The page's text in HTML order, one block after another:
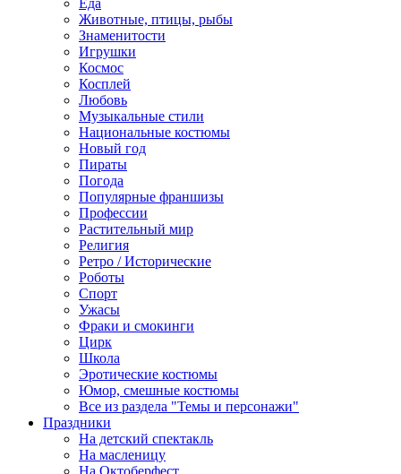
Еда
Животные, птицы, рыбы
Знаменитости
Игрушки
Космос
Косплей
Любовь
Музыкальные стили
Национальные костюмы
Новый год
Пираты
Погода
Популярные франшизы
Профессии
Растительный мир
Религия
Ретро / Исторические
Роботы
Спорт
Ужасы
Фраки и смокинги
Цирк
Школа
Эротические костюмы
Юмор, смешные костюмы
Все из раздела "Темы и персонажи"
Праздники
На детский спектакль
На масленицу
На Октоберфест